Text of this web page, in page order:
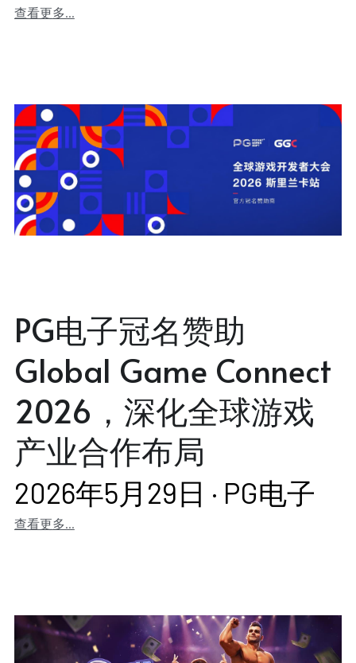
查看更多...
PG电子冠名赞助
Global Game Connect
2026，深化全球游戏
产业合作布局
2026年5月29日 · PG电子
查看更多...